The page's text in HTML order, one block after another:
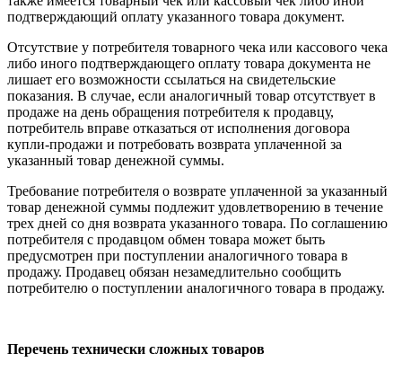
подтверждающий оплату указанного товара документ.
Отсутствие у потребителя товарного чека или кассового чека
либо иного подтверждающего оплату товара документа не
лишает его возможности ссылаться на свидетельские
показания. В случае, если аналогичный товар отсутствует в
продаже на день обращения потребителя к продавцу,
потребитель вправе отказаться от исполнения договора
купли-продажи и потребовать возврата уплаченной за
указанный товар денежной суммы.
Требование потребителя о возврате уплаченной за указанный
товар денежной суммы подлежит удовлетворению в течение
трех дней со дня возврата указанного товара. По соглашению
потребителя с продавцом обмен товара может быть
предусмотрен при поступлении аналогичного товара в
продажу. Продавец обязан незамедлительно сообщить
потребителю о поступлении аналогичного товара в продажу.
Перечень технически сложных товаров